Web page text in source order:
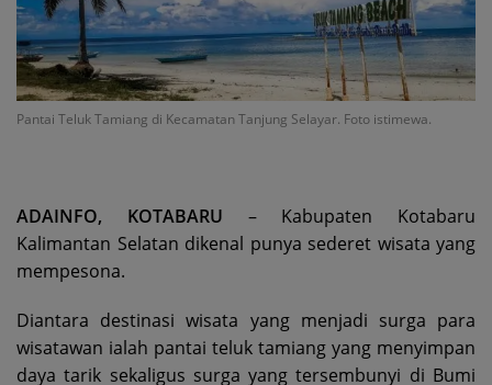
Pantai Teluk Tamiang di Kecamatan Tanjung Selayar. Foto istimewa.
ADAINFO, KOTABARU – Kabupaten Kotabaru
Kalimantan Selatan dikenal punya sederet wisata yang
mempesona.
Diantara destinasi wisata yang menjadi surga para
wisatawan ialah pantai teluk tamiang yang menyimpan
daya tarik sekaligus surga yang tersembunyi di Bumi